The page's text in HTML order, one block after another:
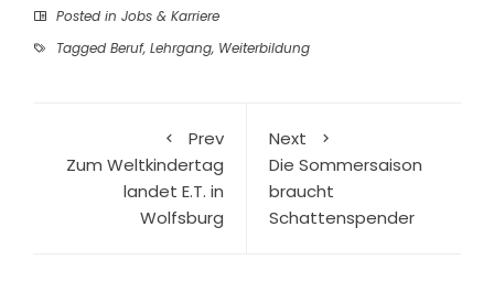
Posted in Jobs & Karriere
Tagged Beruf, Lehrgang, Weiterbildung
Prev
Zum Weltkindertag
landet E.T. in
Wolfsburg
Next
Die Sommersaison
braucht
Schattenspender